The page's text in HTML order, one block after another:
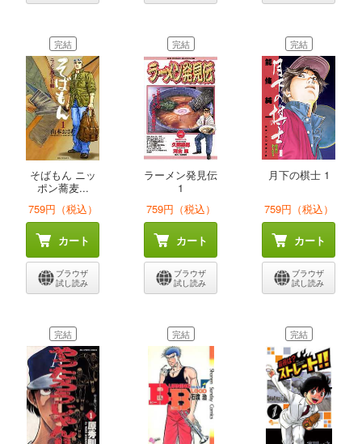
完結
そばもん ニッ
ポン蕎麦...
759円（税込）
カート
ブラウザ
試し読み
完結
ラーメン発見伝
1
759円（税込）
カート
ブラウザ
試し読み
完結
月下の棋士 1
759円（税込）
カート
ブラウザ
試し読み
完結 完結 完結